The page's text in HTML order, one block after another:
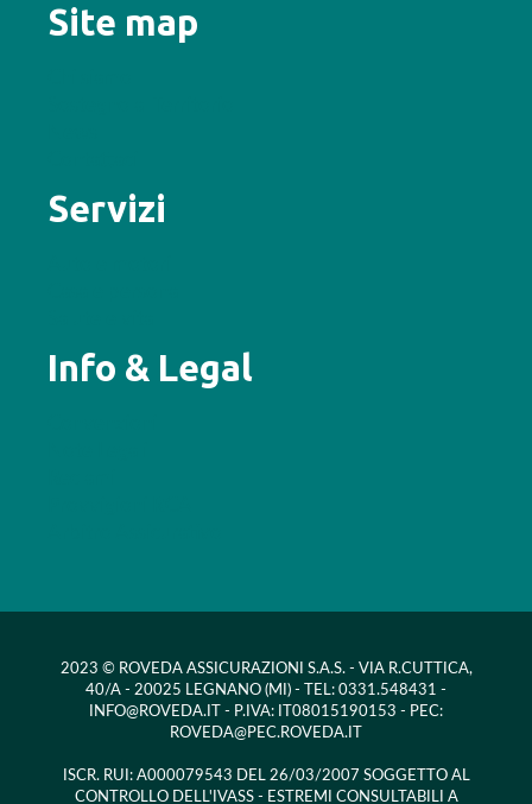
Site map
Servizi
Info & Legal
2023 © ROVEDA ASSICURAZIONI S.A.S. - VIA R.CUTTICA,
40/A - 20025 LEGNANO (MI) - TEL: 0331.548431 -
INFO@ROVEDA.IT - P.IVA: IT08015190153 - PEC:
ROVEDA@PEC.ROVEDA.IT
ISCR. RUI: A000079543 DEL 26/03/2007 SOGGETTO AL
CONTROLLO DELL'IVASS - ESTREMI CONSULTABILI A